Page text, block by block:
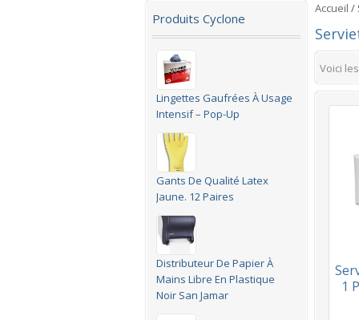
Accueil /
Voici
1
Produits Cyclone
Lingettes Gaufrées À Usage
Intensif – Pop-Up
Gants De Qualité Latex
Jaune. 12 Paires
Distributeur De Papier À
Mains Libre En Plastique
Noir San Jamar